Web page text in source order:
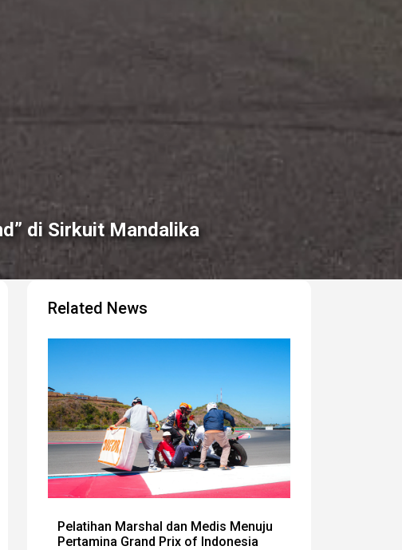
di Sirkuit Mandalika
Related News
Pelatihan Marshal dan Medis Menuju
Pertamina Grand Prix of Indonesia